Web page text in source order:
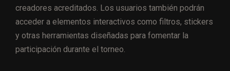
creadores acreditados. Los usuarios también podrán
acceder a elementos interactivos como filtros, stickers
y otras herramientas diseñadas para fomentar la
participación durante el torneo.